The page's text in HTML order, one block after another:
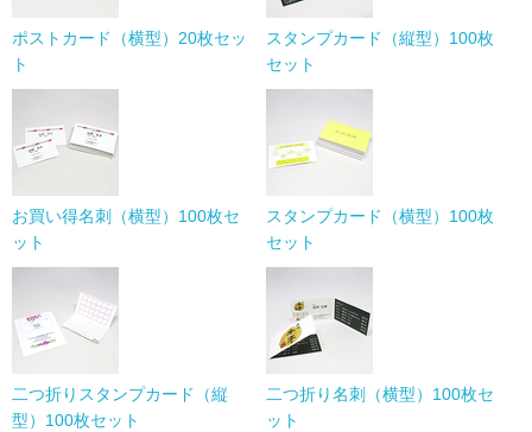
ポストカード（横型）20枚セッ
ト
スタンプカード（縦型）100枚
セット
お買い得名刺（横型）100枚セ
ット
スタンプカード（横型）100枚
セット
二つ折りスタンプカード（縦
型）100枚セット
二つ折り名刺（横型）100枚セ
ット